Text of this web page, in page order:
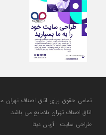
5 روز قبل
مشکلات صنف تأمین مواد
آموزش‌های تخصصی و فنی
تعامل مالیاتی با اصناف
تمامی حقوق برای اتاق اصناف
اتاق اصناف تهران بلامانع مي باشد.
طراحی سایت : آریان دیتا